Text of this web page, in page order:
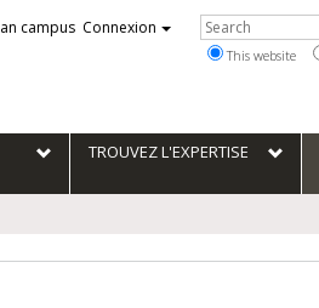
campus Connexion Rechercher
This website
TROUVEZ L'EXPERTISE